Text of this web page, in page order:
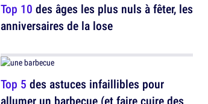
Top 10 des âges les plus nuls à fêter, les
anniversaires de la lose
Top 5 des astuces infaillibles pour